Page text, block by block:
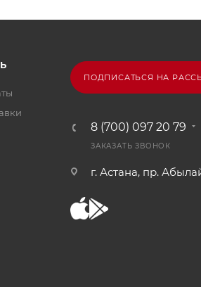
ПОДПИСАТЬСЯ НА
8 (700) 097 20 79
ЗАКАЗАТЬ ЗВОНОК
г. Астана, пр.